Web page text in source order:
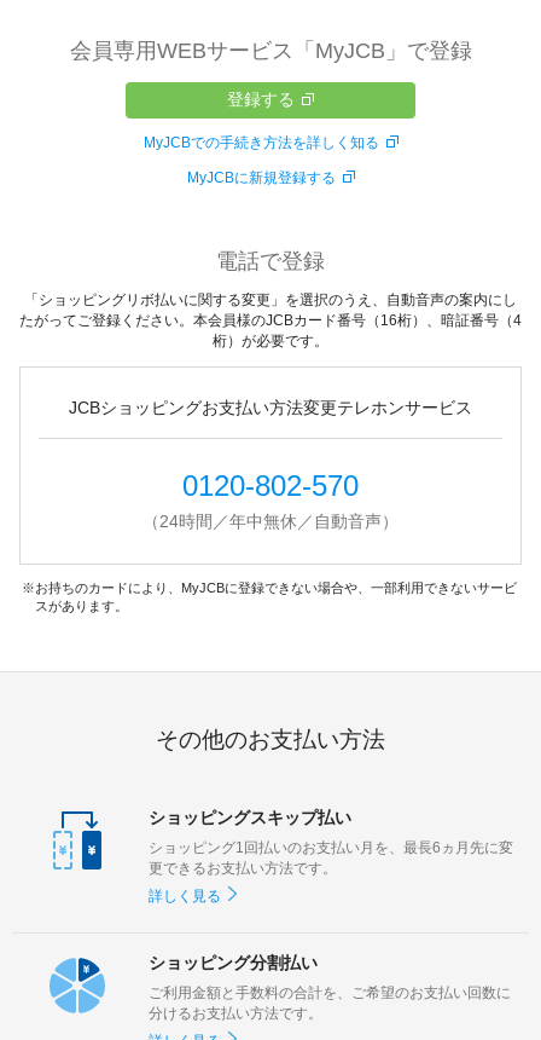
会員専用WEBサービス「MyJCB」で登録
登録する
MyJCBでの手続き方法を詳しく知る
MyJCBに新規登録する
電話で登録
「ショッピングリボ払いに関する変更」を選択のうえ、自動音声の案内にし
たがってご登録ください。本会員様のJCBカード番号（16桁）、暗証番号（4
桁）が必要です。
JCBショッピングお支払い方法変更テレホンサービス
0120-802-570
（24時間／年中無休／自動音声）
お持ちのカードにより、MyJCBに登録できない場合や、一部利用できないサービ
スがあります。
その他のお支払い方法
ショッピングスキップ払い
ショッピング1回払いのお支払い月を、最長6ヵ月先に変
更できるお支払い方法です。
詳しく見る
ショッピング分割払い
ご利用金額と手数料の合計を、ご希望のお支払い回数に
分けるお支払い方法です。